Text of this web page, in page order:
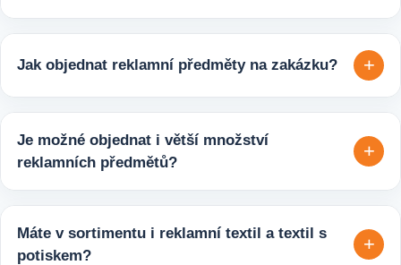
reklamních předmětů. K dispozici jsou i ekologicky udržitelné
varianty, které jsou vhodné pro firmy, jež chtějí spojit svojí
propagaci s odpovědným přístupem k životnímu prostředí.
Jak objednat reklamní předměty na zakázku? +
počtem kusů a představou o potisku. Následně si s vámi
upřesníme doplňující detaily, doporučíme vhodné varianty
Je možné objednat i větší množství
reklamních předmětů?
+
tisíců kusů pro firmy, eventy, gastro provozy nebo dlouhodobé
reklamní kampaně. Připravíme ideální řešení podle rozpočtu,
Máte v sortimentu i reklamní textil a textil s
potiskem?
+